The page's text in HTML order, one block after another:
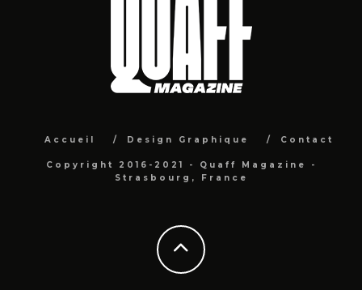
Accueil Design Graphique Contact
Copyright 2016-2021 - Quaff Magazine -
Strasbourg, France